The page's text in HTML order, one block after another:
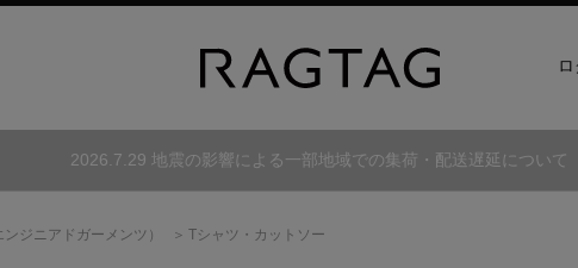
2026.7.29 地震の影響による一部地域での集荷・配送遅延について
ンジニアドガーメンツ） Tシャツ・カットソー